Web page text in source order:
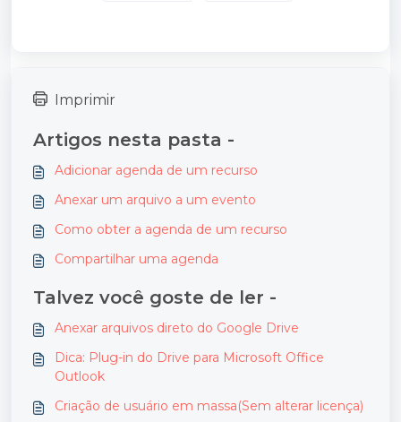
Imprimir
Artigos nesta pasta -
Adicionar agenda de um recurso
Anexar um arquivo a um evento
Como obter a agenda de um recurso
Compartilhar uma agenda
Talvez você goste de ler -
Anexar arquivos direto do Google Drive
Dica: Plug-in do Drive para Microsoft Office
Outlook
Criação de usuário em massa(Sem alterar licença)